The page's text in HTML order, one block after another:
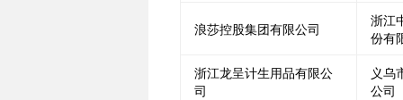
浪莎控股集团有限公司
浙江
份有
浙江龙呈计生用品有限公
司
义乌
公司